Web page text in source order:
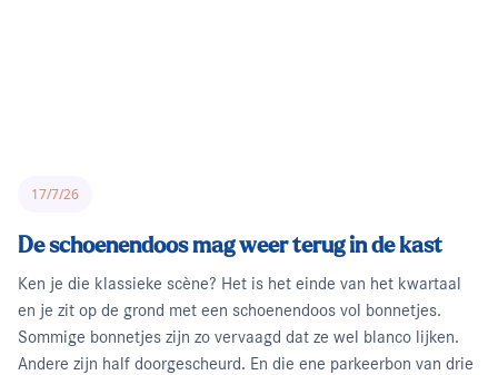
17/7/26
De schoenendoos mag weer terug in de kast
Ken je die klassieke scène? Het is het einde van het kwartaal
en je zit op de grond met een schoenendoos vol bonnetjes.
Sommige bonnetjes zijn zo vervaagd dat ze wel blanco lijken.
Andere zijn half doorgescheurd. En die ene parkeerbon van drie